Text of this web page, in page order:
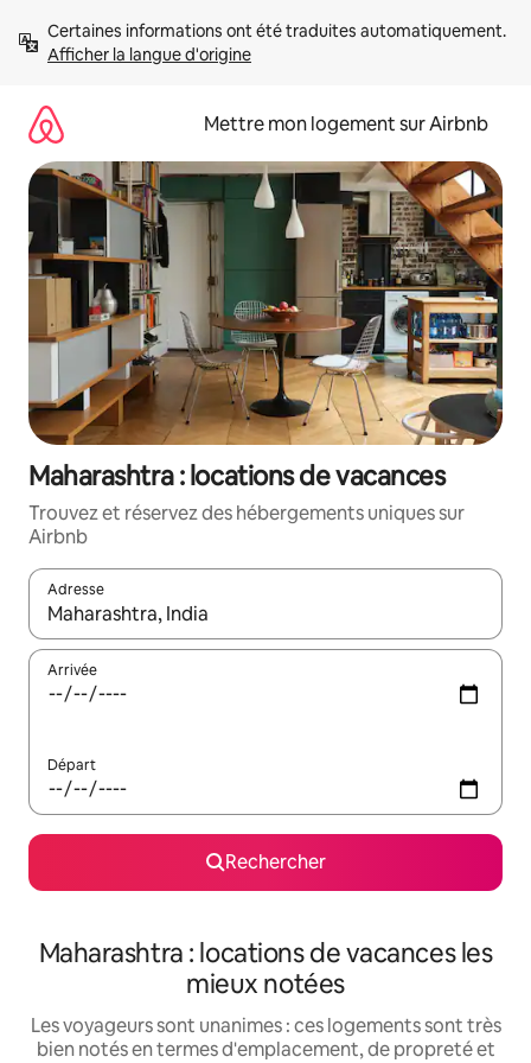
directement
Afficher la langue d'origine
Mettre mon logement sur Airbnb
Maharashtra : locations de vacances
Trouvez et réservez des hébergements uniques sur
Airbnb
Adresse
Lorsque les résultats s'affichent, utilisez les flèches vers le
Arrivée
Départ
Rechercher
Maharashtra : locations de vacances les
mieux notées
Les voyageurs sont unanimes : ces logements sont très
bien notés en termes d'emplacement, de propreté et